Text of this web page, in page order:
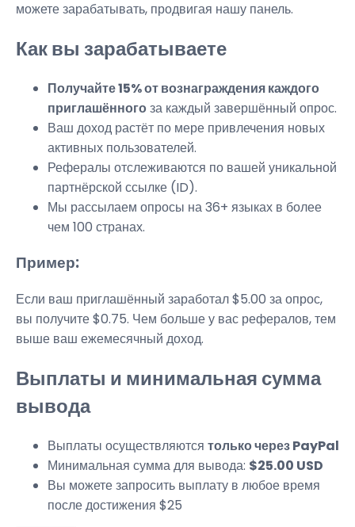
можете зарабатывать, продвигая нашу панель.
Как вы зарабатываете
Получайте 15% от вознаграждения каждого
приглашённогоза каждый завершённый опрос.
Ваш доход растёт по мере привлечения новых
активных пользователей.
Рефералы отслеживаются по вашей уникальной
партнёрской ссылке (ID).
Мы рассылаем опросы на 36+ языках в более
чем 100 странах.
Пример:
Если ваш приглашённый заработал $5.00 за опрос,
вы получите $0.75. Чем больше у вас рефералов, тем
выше ваш ежемесячный доход.
Выплаты и минимальная сумма
вывода
Выплаты осуществляются только через PayPal
Минимальная сумма для вывода: $25.00 USD
Вы можете запросить выплату в любое время
после достижения $25